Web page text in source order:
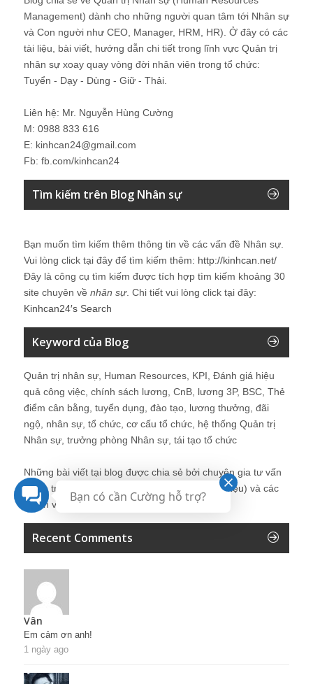
Management) dành cho những người quan tâm tới Nhân sự
và Con người như CEO, Manager, HRM, HR). Ở đây có các
tài liệu, bài viết, hướng dẫn chi tiết trong lĩnh vực Quản trị
nhân sự xoay quay vòng đời nhân viên trong tổ chức:
Tuyển - Dạy - Dùng - Giữ - Thải.
Liên hệ: Mr. Nguyễn Hùng Cường
M: 0988 833 616
E: kinhcan24@gmail.com
Fb: fb.com/kinhcan24
Tìm kiếm trên Blog Nhân sự
Bạn muốn tìm kiếm thêm thông tin về các vấn đề Nhân sự
Vui lòng click tại đây để tìm kiếm thêm: http://kinhcan.net/
Đây là công cụ tìm kiếm được tích hợp tìm kiếm khoảng 30
site chuyên về nhân sự. Chi tiết vui lòng click tại đây:
Kinhcan24′s Search
Keyword của Blog
Quản trị nhân sự, Human Resources, KPI, Đánh giá hiệu
quả công việc, chính sách lương, CnB, lương 3P, BSC, Thẻ
điểm cân bằng, tuyển dụng, đào tạo, lương thưởng, đãi
ngộ, nhân sự, tổ chức, cơ cấu tổ chức, hệ thống Quản trị
Nhân sự, trưởng phòng Nhân sự, tái tạo tổ chức
Những bài viết tại blog được chia sẻ bởi chuyên gia tư vấn
Quản trị Nhân sự Nguyễn Hùng Cường (
giới thiệu) và các
thành viên khác trong cộng đồng Nhân sự.
Recent Comments
Vân
Em cảm ơn anh!
1 ngày ago
Bạn có cần Cường hỗ trợ?